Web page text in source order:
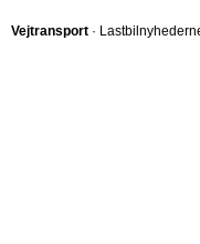
Vejtransport ·